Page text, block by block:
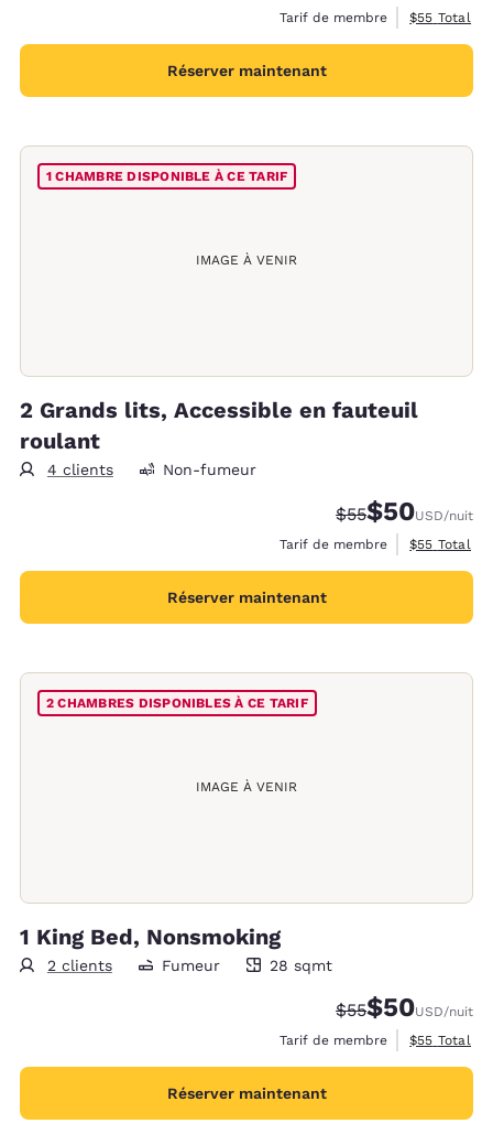
Tarif de membre Afficher les
$55 Total
Réserver maintenant
IMAGE À VENIR
1 CHAMBRE DISPONIBLE À CE TARIF
2 Grands lits, Accessible en fauteuil
roulant
4 clients Non-fumeur
Tarif barré :
$55Tarif réduit :
$50USD/nuit
Tarif de membre
Afficher les
$55 Total
Réserver maintenant
IMAGE À VENIR
2 CHAMBRES DISPONIBLES À CE TARIF
1 King Bed, Nonsmoking
2 clients
28 mètres carrés
Fumeur 28 sqmt
Tarif barré :
$55Tarif réduit :
$50USD/nuit
Tarif de membre
Afficher les
$55 Total
Réserver maintenant